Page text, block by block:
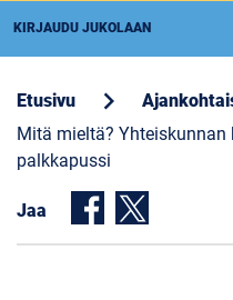
KIRJAUDU JUKOLAAN
Etusivu chevron_right
Mitä mieltä?
palkkapussi
Jaa